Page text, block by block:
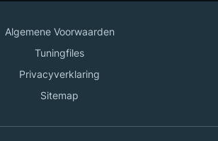
Algemene Voorwaarden
Tuningfiles
Privacyverklaring
Sitemap